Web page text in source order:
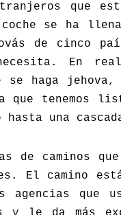
que
se ha
de cinco
En
se haga
tenemos
hasta una
de caminos
El camino
que